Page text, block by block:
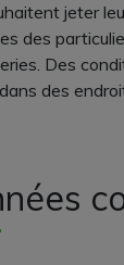
jeter
des
Des
des